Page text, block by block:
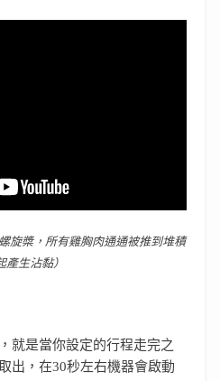
旋槳，所有雞胸肉通通被推到堆積
產生沾黏）
就是當你設定的行程走完之
出，在30秒左右機器會啟動